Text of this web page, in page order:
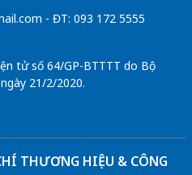
- ĐT: 093 172 5555
tử số 64/GP-BTTTT do Bộ
21/2/2020.
THƯƠNG HIỆU & CÔNG